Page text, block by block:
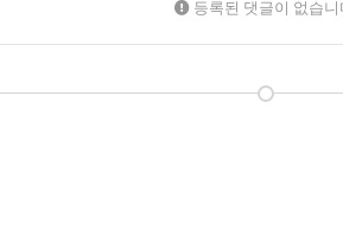
등록된 댓글이 없습니